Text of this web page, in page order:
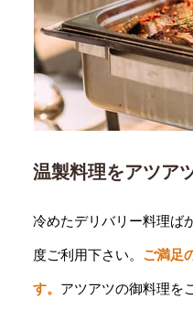
温製料理をアツア
冷めたデリバリー料理ば
度ご利用下さい。 ご満足
す。 アツアツの御料理を